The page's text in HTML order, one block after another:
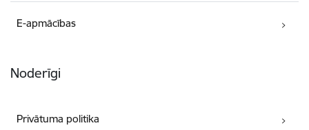
E-apmācības
Noderīgi
Privātuma politika